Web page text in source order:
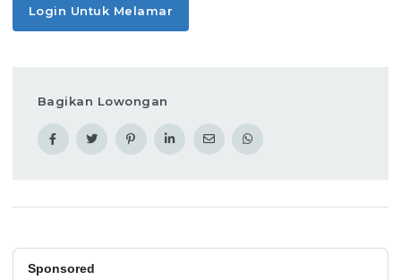
Login Untuk Melamar
Bagikan Lowongan